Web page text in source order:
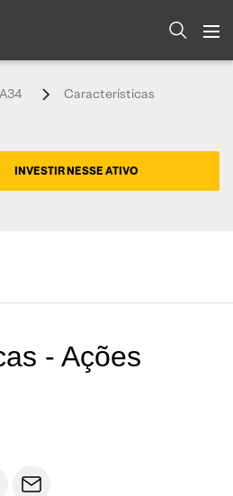
Características
INVESTIR NESSE ATIVO
- Ações